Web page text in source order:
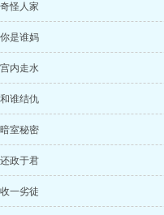
怪人家
是谁妈
内走水
谁结仇
室秘密
政于君
一劣徒